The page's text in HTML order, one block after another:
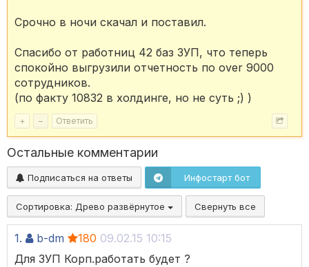
Срочно в ночи скачал и поставил.
Спасибо от работниц 42 баз ЗУП, что теперь
спокойно выгрузили отчетность по over 9000
сотрудников.
(по факту 10832 в холдинге, но не суть ;) )
+ – Ответить
Остальные комментарии
Подписаться на ответы Инфостарт бот
Сортировка: Древо развёрнутое Свернуть все
1. b-dm 180 09.02.15 10:15
Для ЗУП Корп.работать будет ?